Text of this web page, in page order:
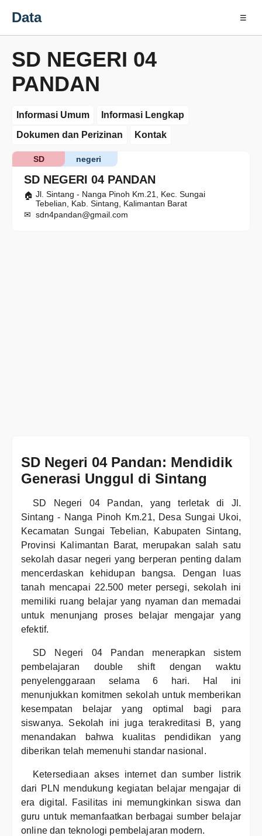
Data ☰
SD NEGERI 04
PANDAN
Informasi Umum
Informasi Lengkap
Dokumen dan Perizinan
Kontak
SD NEGERI 04 PANDAN
negeri
SD
Jl. Sintang - Nanga Pinoh Km.21, Kec. Sungai
Tebelian, Kab. Sintang, Kalimantan Barat
sdn4pandan@gmail.com
SD Negeri 04 Pandan: Mendidik
Generasi Unggul di Sintang
SD Negeri 04 Pandan, yang terletak di Jl.
Sintang - Nanga Pinoh Km.21, Desa Sungai Ukoi,
Kecamatan Sungai Tebelian, Kabupaten Sintang,
Provinsi Kalimantan Barat, merupakan salah satu
sekolah dasar negeri yang berperan penting dalam
mencerdaskan kehidupan bangsa. Dengan luas
tanah mencapai 22.500 meter persegi, sekolah ini
memiliki ruang belajar yang nyaman dan memadai
untuk menunjang proses belajar mengajar yang
efektif.
SD Negeri 04 Pandan menerapkan sistem
pembelajaran double shift dengan waktu
penyelenggaraan selama 6 hari. Hal ini
menunjukkan komitmen sekolah untuk memberikan
kesempatan belajar yang optimal bagi para
siswanya. Sekolah ini juga terakreditasi B, yang
menandakan bahwa kualitas pendidikan yang
diberikan telah memenuhi standar nasional.
Ketersediaan akses internet dan sumber listrik
dari PLN mendukung kegiatan belajar mengajar di
era digital. Fasilitas ini memungkinkan siswa dan
guru untuk memanfaatkan berbagai sumber belajar
online dan teknologi pembelajaran modern.